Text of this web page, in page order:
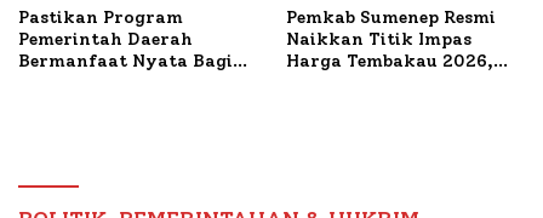
Pastikan Program
Pemerintah Daerah
Bermanfaat Nyata Bagi
Pemkab Sumenep Resmi
Naikkan Titik Impas
Harga Tembakau 2026,